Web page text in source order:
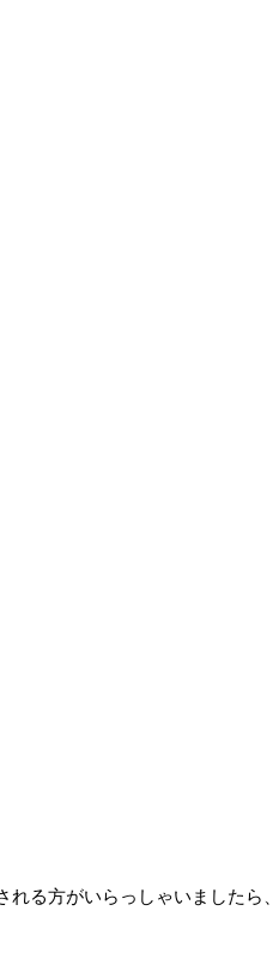
れる方がいらっしゃいましたら